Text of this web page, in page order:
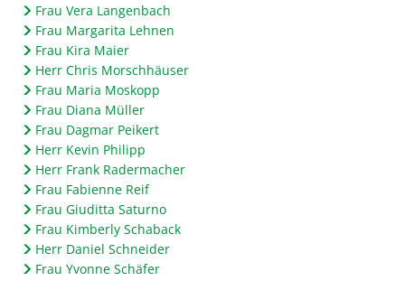
Frau Vera Langenbach
Frau Margarita Lehnen
Frau Kira Maier
Herr Chris Morschhäuser
Frau Maria Moskopp
Frau Diana Müller
Frau Dagmar Peikert
Herr Kevin Philipp
Herr Frank Radermacher
Frau Fabienne Reif
Frau Giuditta Saturno
Frau Kimberly Schaback
Herr Daniel Schneider
Frau Yvonne Schäfer